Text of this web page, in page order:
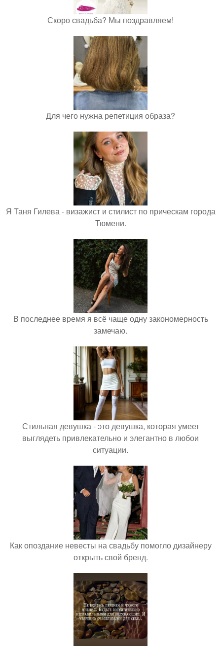
Скоро свадьба? Мы поздравляем!
Для чего нужна репетиция образа?
Я Таня Гилева - визажист и стилист по прическам города
Тюмени.
В последнее время я всё чаще одну закономерность
замечаю.
Стильная девушка - это девушка, которая умеет
выглядеть привлекательно и элегантно в любои
ситуации.
Как опоздание невесты на свадьбу помогло дизайнеру
открыть свой бренд.